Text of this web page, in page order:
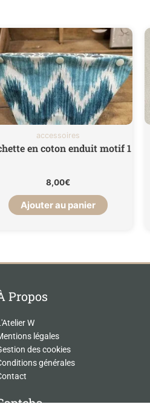
accessoires
en coton enduit motif 1
8,00€
Ajouter au panier
Propos
W
légales
des cookies
générales